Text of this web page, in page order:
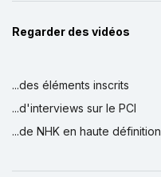
Regarder des vidéos
...des éléments inscrits
...d'interviews sur le PCI
...de NHK en haute définition